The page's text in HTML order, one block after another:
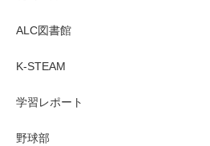
ALC図書館
K-STEAM
学習レポート
野球部